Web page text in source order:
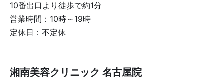
10番出口より徒歩で約1分
営業時間：10時～19時
定休日：不定休
湘南美容クリニック 名古屋院